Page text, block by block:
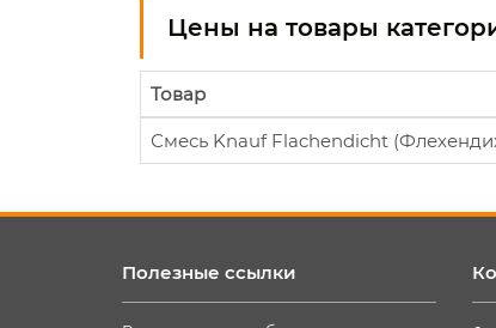
Цены на товары
Товар
Смесь Knauf Flachendicht
Полезные ссылки